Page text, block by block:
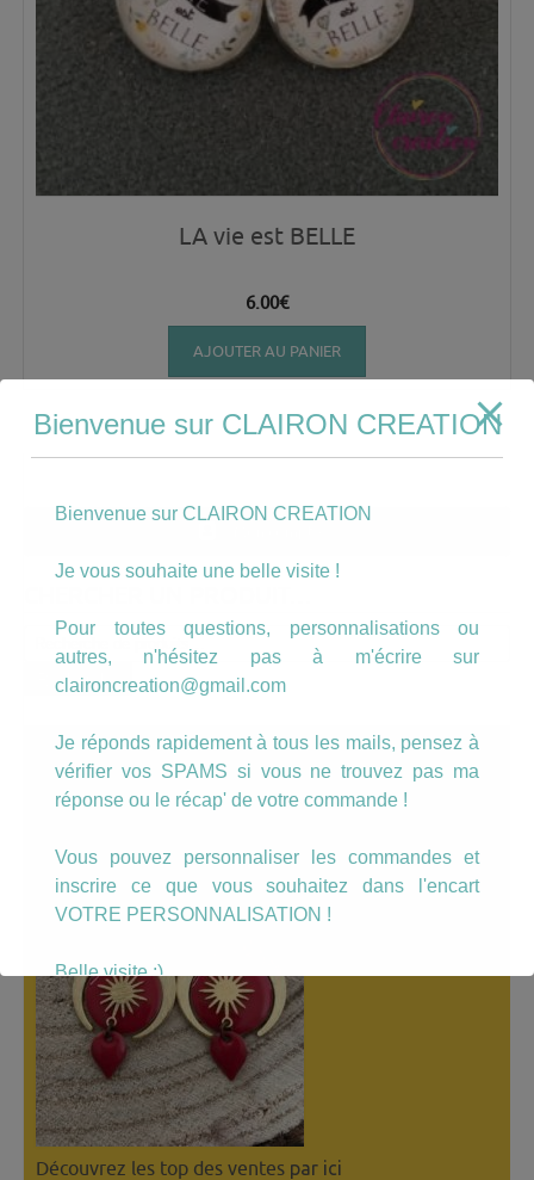
LA vie est BELLE
6.00€
AJOUTER AU PANIER
Recherche
pour :
Recherche
A LÀ UNE
Découvrez les top des ventes par ici
Bienvenue sur CLAIRON CREATION
Bienvenue sur CLAIRON CREATION
Je vous souhaite une belle visite !
Pour toutes questions, personnalisations ou
autres, n'hésitez pas à m'écrire sur
claironcreation@gmail.com
Je réponds rapidement à tous les mails, pensez à
vérifier vos SPAMS si vous ne trouvez pas ma
réponse ou le récap' de votre commande !
Vous pouvez personnaliser les commandes et
inscrire ce que vous souhaitez dans l'encart
VOTRE PERSONNALISATION !
Belle visite :)